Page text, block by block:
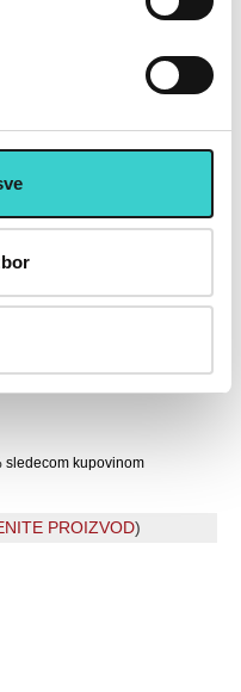
Banke Intese
sledecom kupovinom
PROIZVOD)